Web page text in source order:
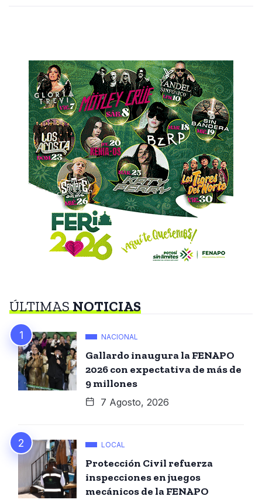
ÚLTIMASNOTICIAS
NACIONAL
Gallardo inaugura la FENAPO
2026 con expectativa de más de
9 millones
7 Agosto, 2026
LOCAL
Protección Civil refuerza
inspecciones en juegos
mecánicos de la FENAPO